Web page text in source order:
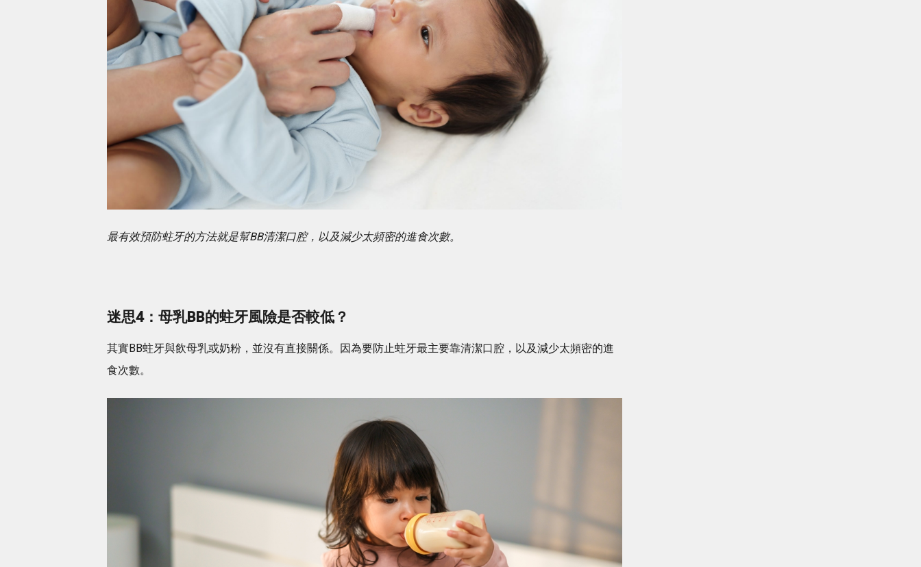
最有效預防蛀牙的方法就是幫BB清潔口腔，以及減少太頻密的進食次數。
迷思4：母乳BB的蛀牙風險是否較低？
其實BB蛀牙與飲母乳或奶粉，並沒有直接關係。因為要防止蛀牙最主要靠清潔口腔，以及減少太頻密的進
食次數。